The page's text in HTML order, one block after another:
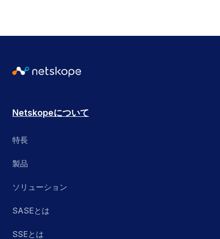
Remote Browser Isolation
SASE Branch
セキュリティサービスエッジ (SSE)
SkopeAI
他ソリューションとの統合
Netskopeについて
特長
製品
ソリューション
SASEとは
SSEとは